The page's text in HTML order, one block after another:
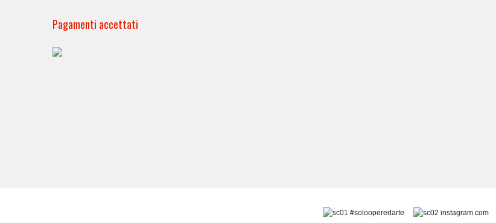
Pagamenti accettati
#solooperedarte instagram.com